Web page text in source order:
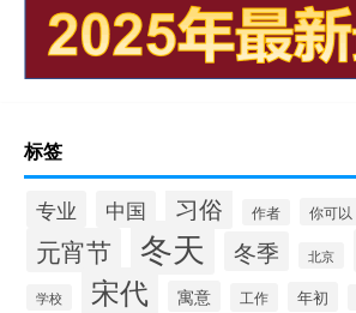
标签
专业 中国 习俗 作者 你可以
元宵节 冬天 冬季 北京
学校 宋代 寓意 工作 年初